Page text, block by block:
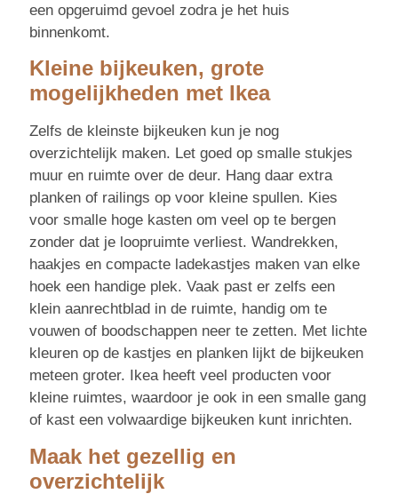
een opgeruimd gevoel zodra je het huis
binnenkomt.
Kleine bijkeuken, grote
mogelijkheden met Ikea
Zelfs de kleinste bijkeuken kun je nog
overzichtelijk maken. Let goed op smalle stukjes
muur en ruimte over de deur. Hang daar extra
planken of railings op voor kleine spullen. Kies
voor smalle hoge kasten om veel op te bergen
zonder dat je loopruimte verliest. Wandrekken,
haakjes en compacte ladekastjes maken van elke
hoek een handige plek. Vaak past er zelfs een
klein aanrechtblad in de ruimte, handig om te
vouwen of boodschappen neer te zetten. Met lichte
kleuren op de kastjes en planken lijkt de bijkeuken
meteen groter. Ikea heeft veel producten voor
kleine ruimtes, waardoor je ook in een smalle gang
of kast een volwaardige bijkeuken kunt inrichten.
Maak het gezellig en
overzichtelijk